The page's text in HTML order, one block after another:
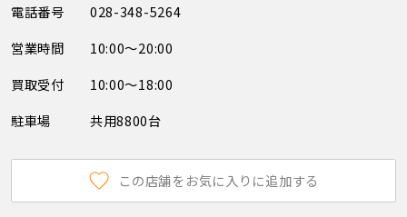
電話番号
028-348-5264
営業時間
10:00～20:00
買取受付
10:00～18:00
駐車場
共用8800台
この店舗をお気に入りに追加する